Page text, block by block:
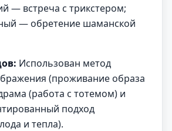
— встреча с трикстером;
— обретение шаманской
Использован метод
(проживание образа
(работа с тотемом) и
подход
и тепла).